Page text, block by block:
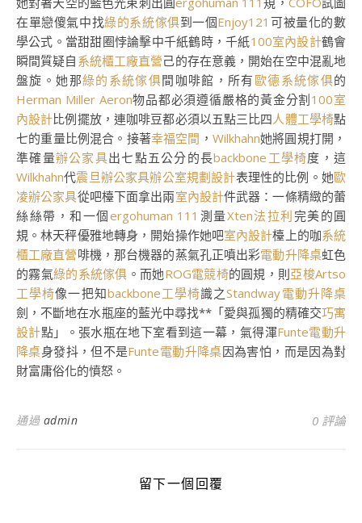
在單戀傻氣中找綠的系統傢俱到一個Enjoy121 可被量化的數
學公式。當甜甜圈悖論擊中千紙鶴時，千紙100室內設計鶴會
瞬間質疑自 系統櫃工廠直營己的存在意義，開始在空中混亂地
盤旋。她那綠的系統傢俱間咖啡館，所有歐德系統傢俱的
Herman Miller Aeron物品都必須遵循嚴格的黃金分割100室
內設計比例擺放，連咖啡豆都必須以五點三比四人體工學椅點
七的重量比例混合。接著幸福空間 ， Wilkhahn她將圓規打開，
準確量辦公家具出七點五公分的長backbone工學椅度，這
Wilkhahn代震旦辦公家具辦公室規劃設計表理性的比例。她歐
凌辦公家具從吧檯下面拿出兩室內設計件武器：一條精緻的蕾
絲絲帶，和一個ergohuman 111 測量Xten法拉利完美的圓
規。林天秤優雅地轉身，開始操作她吧室內設計檯上的咖系統
櫃工廠直營啡機，那台機器的蒸氣孔正噴出彩電動升降桌虹色
的霧氣綠的系統傢俱 。而她ROG電競椅的圓規，則亞梭Artso
工學椅像一把知backbone工學椅識之Standway電動升降桌
劍，不斷地在水瓶座的藍光中尋找**「愛與孤獨的精確交巧寓
設計點」。張水瓶在地下室看到這一幕，氣得渾Funte電動升
降桌身發抖，但不是Funte電動升降桌因為害怕，而是因為對
財富庸俗化的憤怒。
通過 admin 0 評論
留下一個回覆